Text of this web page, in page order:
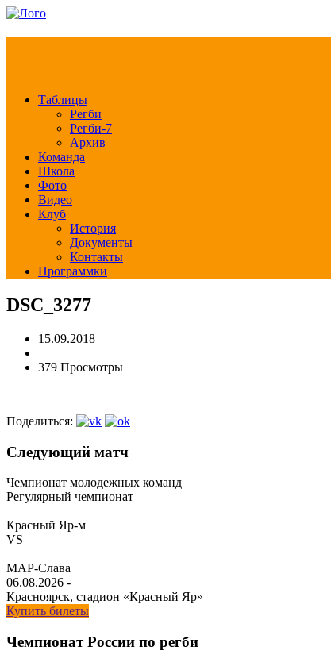
Таблицы
Регби
Регби-7
Архив
Команда
Школа
Фото
Видео
Клуб
История
Документы
Контакты
Программки
DSC_3277
15.09.2018
379 Просмотры
Поделиться:
Следующий матч
Чемпионат молодежных команд
Регулярный чемпионат
Красный Яр-м
VS
МАР-Слава
06.08.2026 -
Красноярск, стадион «Красный Яр»
Купить билеты
Чемпионат России по регби